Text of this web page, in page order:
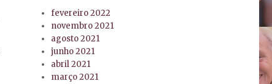
fevereiro 2022
novembro 2021
agosto 2021
junho 2021
abril 2021
março 2021